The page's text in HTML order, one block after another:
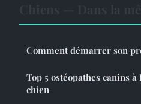
Comment démarrer son
Top 5 ostéopathes canins
chien